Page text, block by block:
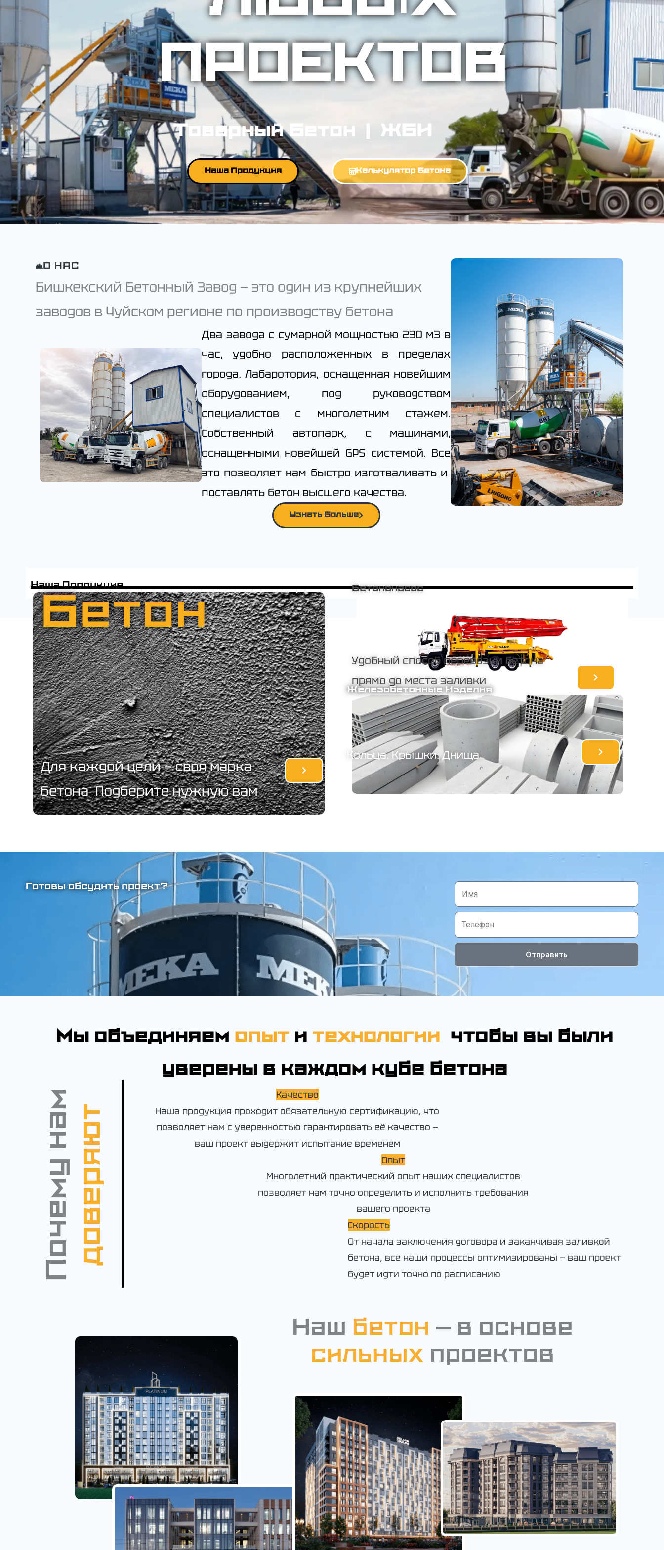
ПРОЕКТОВ
Товарный Бетон | ЖБИ
Наша Продукция Калькулятор Бетона
О НАС
Бишкекский Бетонный Завод — это один из крупнейших
заводов в Чуйском регионе по производству бетона
Два завода с сумарной мощностью 230 м3 в
час, удобно расположенных в пределах
города. Лабаротория, оснащенная новейшим
оборудованием, под руководством
специалистов с многолетним стажем.
Собственный автопарк, с машинами,
оснащенными новейшей GPS системой. Все
это позволяет нам быстро изготваливать и
поставлять бетон высшего качества.
Узнать Больше
Наша Продукция
Бетон
Для каждой цели — своя марка
бетона Подберите нужную вам
Бетононасос
Удобный способ перевозки бетона
прямо до места заливки
Железобетонные Изделия
Кольца. Крышки. Днища.
Готовы обсудить проект?
Отправить
Мы объединяем опыт и технологии чтобы вы были
уверены в каждом кубе бетона
Почему намдоверяют
Качество
Наша продукция проходит обязательную сертификацию, что
позволяет нам с уверенностью гарантировать её качество —
ваш проект выдержит испытание временем
Опыт
Многолетний практический опыт наших специалистов
позволяет нам точно определить и исполнить требования
вашего проекта
Скорость
От начала заключения договора и заканчивая заливкой
бетона, все наши процессы оптимизированы — ваш проект
будет идти точно по расписанию
Наш бетон — в основе
сильных проектов